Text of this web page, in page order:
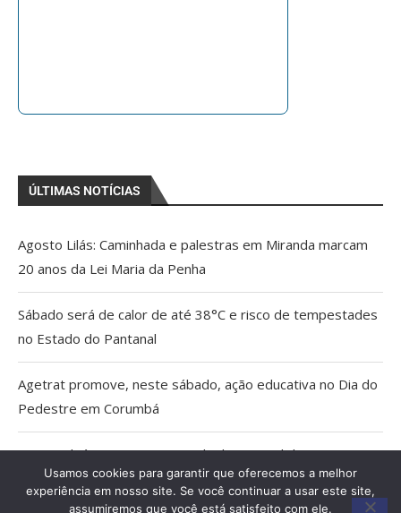
ÚLTIMAS NOTÍCIAS
Agosto Lilás: Caminhada e palestras em Miranda marcam
20 anos da Lei Maria da Penha
Sábado será de calor de até 38°C e risco de tempestades
no Estado do Pantanal
Agetrat promove, neste sábado, ação educativa no Dia do
Pedestre em Corumbá
AGU pedirá na Justiça a retirada do Discord do ar
Pais estão menos presentes na criação de filhos, aponta
Usamos cookies para garantir que oferecemos a melhor
experiência em nosso site. Se você continuar a usar este site,
assumiremos que você está satisfeito com ele.